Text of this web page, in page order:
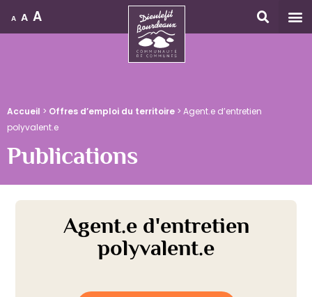
A A A
Accueil > Offres d’emploi du territoire > Agent.e d’entretien
polyvalent.e
Publications
Agent.e d'entretien
polyvalent.e